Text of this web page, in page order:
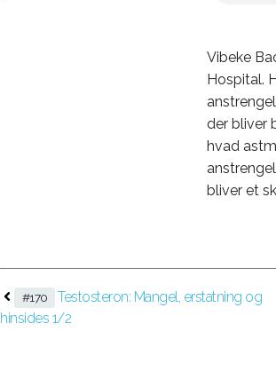
Vibeke
Hospital.
der bliver
hvad
bliver et
#170
Testosteron: Mangel, erstatning og
hinsides 1/2